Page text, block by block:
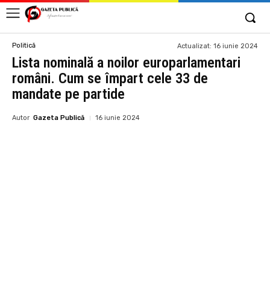
Politică Actualizat: 16 iunie 2024
Lista nominală a noilor europarlamentari
români. Cum se împart cele 33 de
mandate pe partide
Autor Gazeta Publică 16 iunie 2024